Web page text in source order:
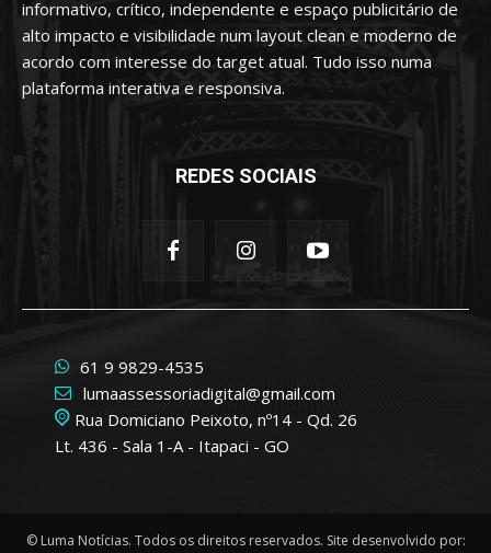
informativo, crítico, independente e espaço publicitário de
alto impacto e visibilidade num layout clean e moderno de
acordo com interesse do target atual. Tudo isso numa
plataforma interativa e responsiva.
REDES SOCIAIS
61 9 9829-4535
lumaassessoriadigital@gmail.com
Rua Domiciano Peixoto, nº14 - Qd. 26
Lt. 436 - Sala 1-A - Itapaci - GO
© Luma Notícias. Todos os direitos reservados. Site desenvolvido por: